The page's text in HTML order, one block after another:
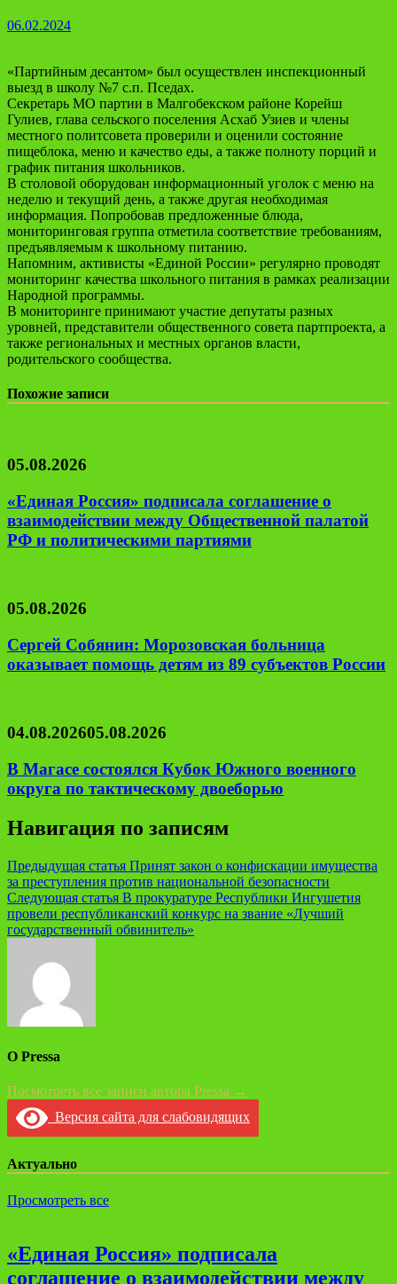
06.02.2024
«Партийным десантом» был осуществлен инспекционный
выезд в школу №7 с.п. Пседах.
Секретарь МО партии в Малгобекском районе Корейш
Гулиев, глава сельского поселения Асхаб Узиев и члены
местного политсовета проверили и оценили состояние
пищеблока, меню и качество еды, а также полноту порций и
график питания школьников.
В столовой оборудован информационный уголок с меню на
неделю и текущий день, а также другая необходимая
информация. Попробовав предложенные блюда,
мониторинговая группа отметила соответствие требованиям,
предъявляемым к школьному питанию.
Напомним, активисты «Единой России» регулярно проводят
мониторинг качества школьного питания в рамках реализации
Народной программы.
В мониторинге принимают участие депутаты разных
уровней, представители общественного совета партпроекта, а
также региональных и местных органов власти,
родительского сообщества.
Похожие записи
05.08.2026
«Единая Россия» подписала соглашение о
взаимодействии между Общественной палатой
РФ и политическими партиями
05.08.2026
Сергей Собянин: Морозовская больница
оказывает помощь детям из 89 субъектов России
04.08.202605.08.2026
В Магасе состоялся Кубок Южного военного
округа по тактическому двоеборью
Навигация по записям
Предыдущая статья Принят закон о конфискации имущества
за преступления против национальной безопасности
Следующая статья В прокуратуре Республики Ингушетия
провели республиканский конкурс на звание «Лучший
государственный обвинитель»
О Pressa
Посмотреть все записи автора Pressa →
Версия сайта для слабовидящих
Актуально
Просмотреть все
«Единая Россия» подписала
соглашение о взаимодействии между